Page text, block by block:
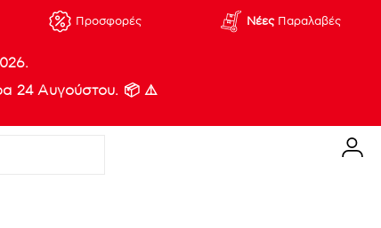
Προσφορές ΝέεςΠαραλαβές
24 Αυγούστου. 📦 ⚠️